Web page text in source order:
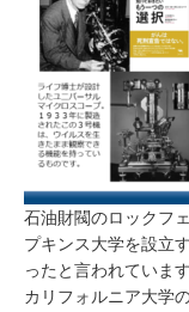
石油財閥のロックフ
プキンス大学を設立
ったと言われています
カリフォルニア大学